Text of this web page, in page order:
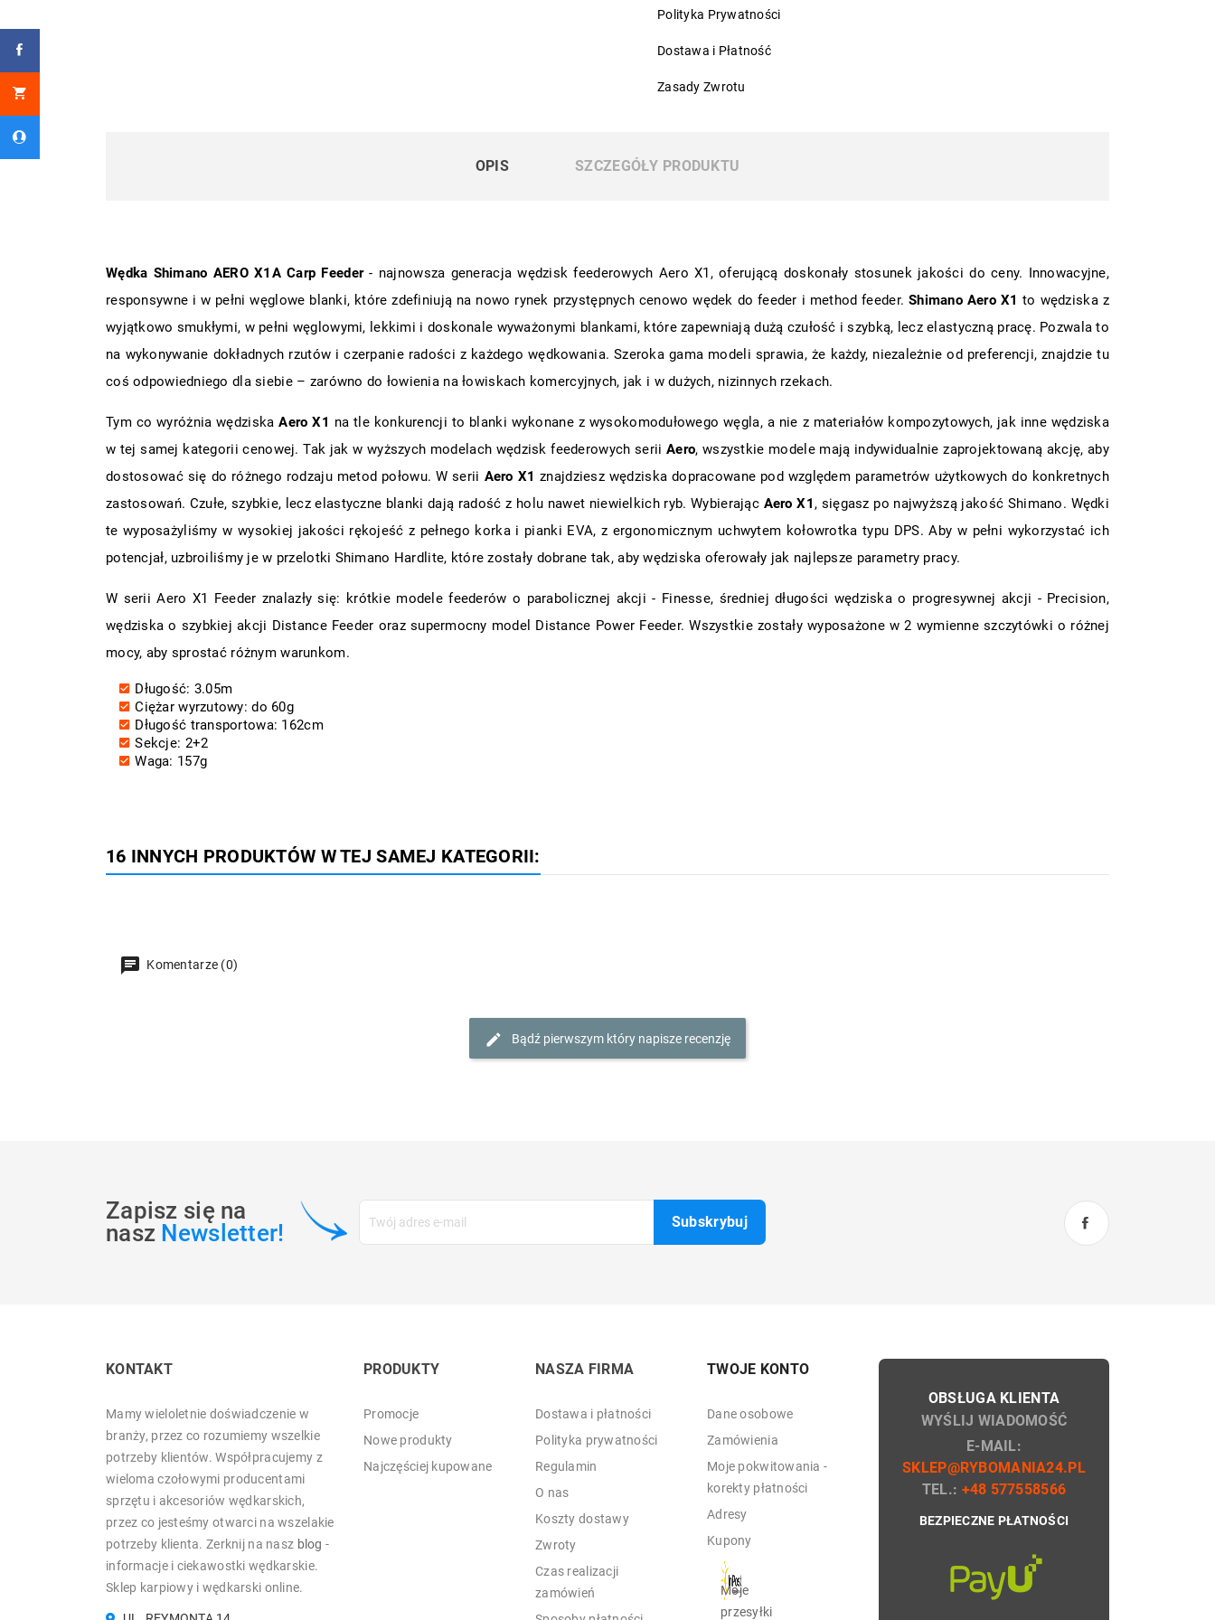
Polityka Prywatności
Dostawa i Płatność
Zasady Zwrotu
OPIS SZCZEGÓŁY PRODUKTU
Wędka Shimano AERO X1A Carp Feeder- najnowsza generacja wędzisk feederowych Aero X1, oferującą doskonały stosunek jakości do ceny. Innowacyjne,
responsywne i w pełni węglowe blanki, które zdefiniują na nowo rynek przystępnych cenowo wędek do feeder i method feeder.Shimano Aero X1 to wędziska z
wyjątkowo smukłymi, w pełni węglowymi, lekkimi i doskonale wyważonymi blankami, które zapewniają dużą czułość i szybką, lecz elastyczną pracę. Pozwala to
na wykonywanie dokładnych rzutów i czerpanie radości z każdego wędkowania. Szeroka gama modeli sprawia, że każdy, niezależnie od preferencji, znajdzie tu
coś odpowiedniego dla siebie – zarówno do łowienia na łowiskach komercyjnych, jak i w dużych, nizinnych rzekach.
Tym co wyróżnia wędziskaAero X1 na tle konkurencji to blanki wykonane z wysokomodułowego węgla, a nie z materiałów kompozytowych, jak inne wędziska
w tej samej kategorii cenowej. Tak jak w wyższych modelach wędzisk feederowych serii Aero, wszystkie modele mają indywidualnie zaprojektowaną akcję, aby
dostosować się do różnego rodzaju metod połowu. W serii Aero X1 znajdziesz wędziska dopracowane pod względem parametrów użytkowych do konkretnych
zastosowań. Czułe, szybkie, lecz elastyczne blanki dają radość z holu nawet niewielkich ryb. Wybierając Aero X1 , sięgasz po najwyższą jakość Shimano. Wędki
te wyposażyliśmy w wysokiej jakości rękojeść z pełnego korka i pianki EVA, z ergonomicznym uchwytem kołowrotka typu DPS. Aby w pełni wykorzystać ich
potencjał, uzbroiliśmy je w przelotki Shimano Hardlite, które zostały dobrane tak, aby wędziska oferowały jak najlepsze parametry pracy.
W serii Aero X1 Feeder znalazły się: krótkie modele feederów o parabolicznej akcji - Finesse, średniej długości wędziska o progresywnej akcji - Precision,
wędziska o szybkiej akcji Distance Feeder oraz supermocny model Distance Power Feeder. Wszystkie zostały wyposażone w 2 wymienne szczytówki o różnej
mocy, aby sprostać różnym warunkom.
Długość: 3.05m
Ciężar wyrzutowy: do 60g
Długość transportowa: 162cm
Sekcje: 2+2
Waga: 157g
16 INNYCH PRODUKTÓW W TEJ SAMEJ KATEGORII:
Komentarze (0)
Bądź pierwszym który napisze recenzję
Zapisz się na
nasz Newsletter!
KONTAKT
Mamy wieloletnie doświadczenie w
branży, przez co rozumiemy wszelkie
potrzeby klientów. Współpracujemy z
wieloma czołowymi producentami
sprzętu i akcesoriów wędkarskich,
przez co jesteśmy otwarci na wszelakie
potrzeby klienta. Zerknij na nasz blog -
informacje i ciekawostki wędkarskie.
Sklep karpiowy i wędkarski online.
PRODUKTY
Promocje
Nowe produkty
Najczęściej kupowane
NASZA FIRMA
Dostawa i płatności
Polityka prywatności
Regulamin
O nas
Koszty dostawy
Zwroty
Czas realizacji
zamówień
TWOJE KONTO
Dane osobowe
Zamówienia
Moje pokwitowania -
korekty płatności
Adresy
Kupony
Moje
przesyłki
OBSŁUGA KLIENTA
WYŚLIJ WIADOMOŚĆ
E-MAIL:
SKLEP@RYBOMANIA24.PL
TEL.: +48 577558566
BEZPIECZNE PŁATNOŚCI